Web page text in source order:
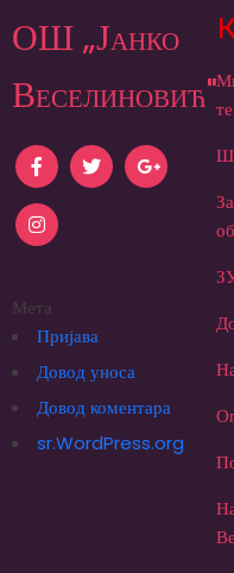
ОШ „Јанко
Веселиновић"
Мета
Пријава
Довод уноса
Довод коментара
sr.WordPress.org